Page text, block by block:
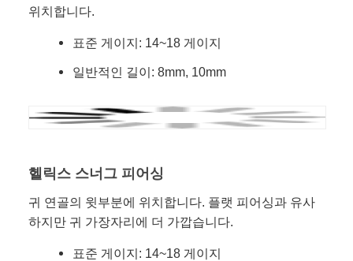
위치합니다.
표준 게이지: 14~18 게이지
일반적인 길이: 8mm, 10mm
헬릭스 스너그 피어싱
귀 연골의 윗부분에 위치합니다. 플랫 피어싱과 유사
하지만 귀 가장자리에 더 가깝습니다.
표준 게이지: 14~18 게이지